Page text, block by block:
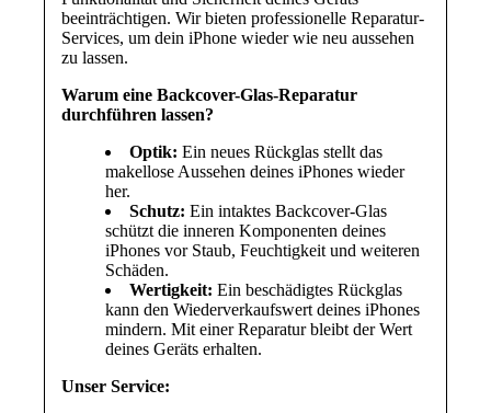
beeinträchtigen. Wir bieten professionelle Reparatur-
Services, um dein iPhone wieder wie neu aussehen
zu lassen.
Warum eine Backcover-Glas-Reparatur
durchführen lassen?
Optik: Ein neues Rückglas stellt das
makellose Aussehen deines iPhones wieder
her.
Schutz: Ein intaktes Backcover-Glas
schützt die inneren Komponenten deines
iPhones vor Staub, Feuchtigkeit und weiteren
Schäden.
Wertigkeit: Ein beschädigtes Rückglas
kann den Wiederverkaufswert deines iPhones
mindern. Mit einer Reparatur bleibt der Wert
deines Geräts erhalten.
Unser Service: